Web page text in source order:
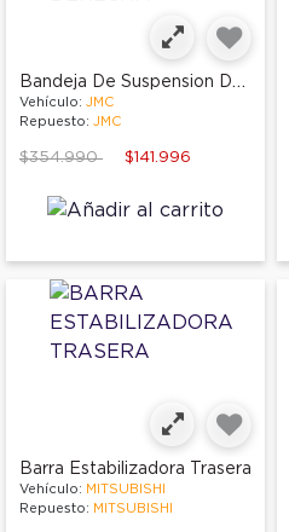
Bandeja De Suspension Delantera Derecha
Vehículo: JMC
Repuesto: JMC
Price reduced from
$354.990to $141.996
Barra Estabilizadora Trasera
Vehículo: MITSUBISHI
Repuesto: MITSUBISHI